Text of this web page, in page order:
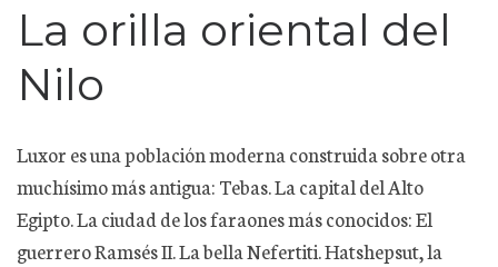
La orilla oriental del
Nilo
Luxor es una población moderna construida sobre otra
muchísimo más antigua: Tebas. La capital del Alto
Egipto. La ciudad de los faraones más conocidos: El
guerrero Ramsés II. La bella Nefertiti. Hatshepsut, la